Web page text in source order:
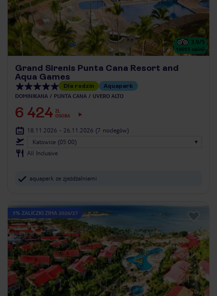
3.9/5
16055 opinii
Grand Sirenis Punta Cana Resort and
Aqua Games
Dla rodzin Aquapark
DOMINIKANA PUNTA CANA UVERO ALTO
6 424 ZŁ
OSOBA
18.11.2026 - 26.11.2026 (7 noclegów)
Katowice (05:00)
All Inclusive
aquapark ze zjeżdżalniami
5% ZALICZKI ZIMA 2026/27